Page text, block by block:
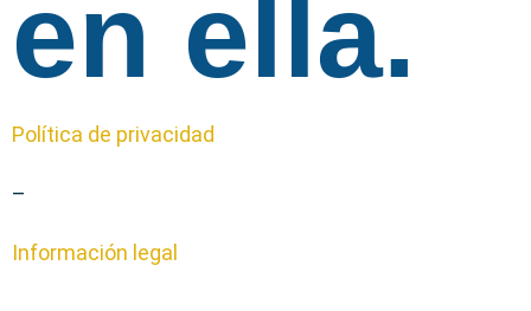
en ella.
Política de privacidad
–
Información legal